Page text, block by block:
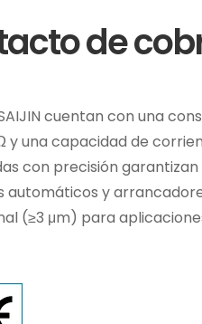
de
cuentan con una
y una capacidad de
con precisión garantizan
automáticos y
(≥3 μm) para